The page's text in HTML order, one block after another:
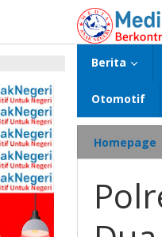
konten
Berita
Otomotif
Homepage